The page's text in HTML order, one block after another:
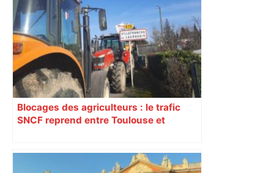
Blocages des agriculteurs : le trafic
SNCF reprend entre Toulouse et